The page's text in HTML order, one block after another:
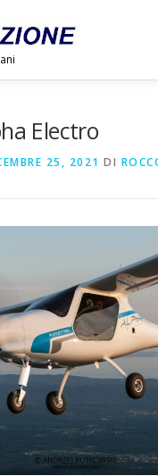
Electro
25, 2021 DI